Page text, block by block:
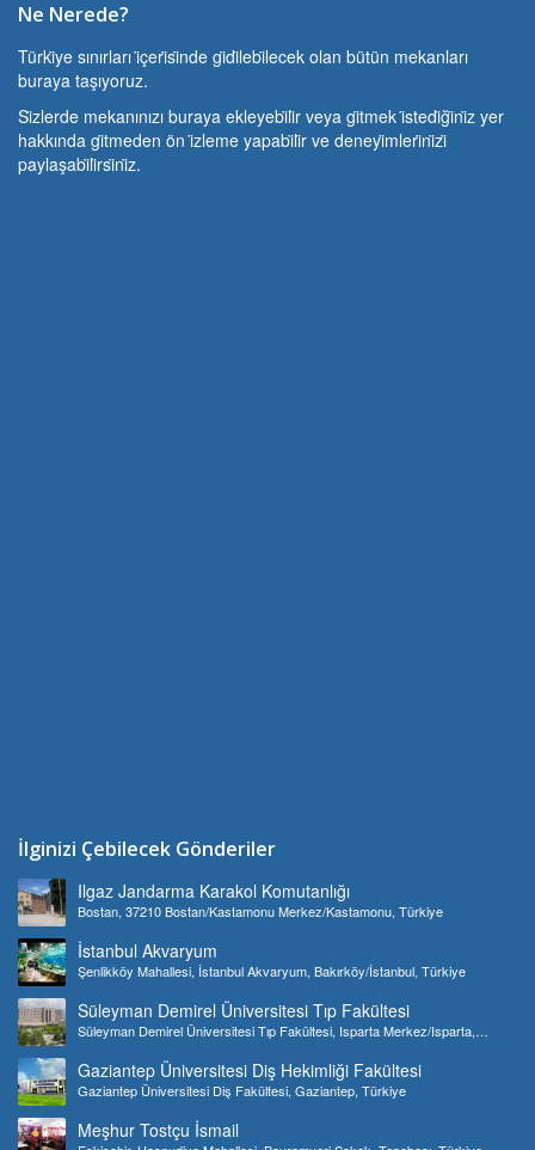
Ne Nerede?
Türki̇ye sınırları i̇çeri̇si̇nde gi̇di̇lebi̇lecek olan bütün mekanları
buraya taşıyoruz.
Si̇zlerde mekanınızı buraya ekleyebi̇li̇r veya gi̇tmek i̇stedi̇ği̇ni̇z yer
hakkında gi̇tmeden ön i̇zleme yapabi̇li̇r ve deneyi̇mleri̇ni̇zi̇
paylaşabi̇li̇rsi̇ni̇z.
İlginizi Çebilecek Gönderiler
Ilgaz Jandarma Karakol Komutanlığı
Bostan, 37210 Bostan/Kastamonu Merkez/Kastamonu, Türkiye
İstanbul Akvaryum
Şenlikköy Mahallesi, İstanbul Akvaryum, Bakırköy/İstanbul, Türkiye
Süleyman Demirel Üniversitesi Tıp Fakültesi
Süleyman Demirel Üniversitesi Tıp Fakültesi, Isparta Merkez/Isparta,
Gaziantep Üniversitesi Diş Hekimliği Fakültesi
Gaziantep Üniversitesi Diş Fakültesi, Gaziantep, Türkiye
Meşhur Tostçu İsmail